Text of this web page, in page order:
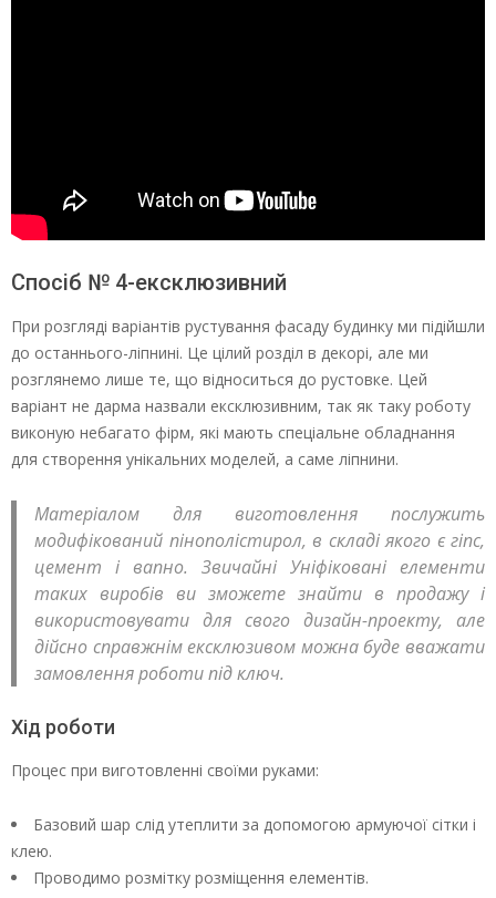
Спосіб № 4-ексклюзивний
При розгляді варіантів рустування фасаду будинку ми підійшли
до останнього-ліпнині. Це цілий розділ в декорі, але ми
розглянемо лише те, що відноситься до рустовке. Цей
варіант не дарма назвали ексклюзивним, так як таку роботу
виконую небагато фірм, які мають спеціальне обладнання
для створення унікальних моделей, а саме ліпнини.
Матеріалом для виготовлення послужить
модифікований пінополістирол, в складі якого є гіпс,
цемент і вапно. Звичайні Уніфіковані елементи
таких виробів ви зможете знайти в продажу і
використовувати для свого дизайн-проекту, але
дійсно справжнім ексклюзивом можна буде вважати
замовлення роботи під ключ.
Хід роботи
Процес при виготовленні своїми руками:
Базовий шар слід утеплити за допомогою армуючої сітки і
клею.
Проводимо розмітку розміщення елементів.